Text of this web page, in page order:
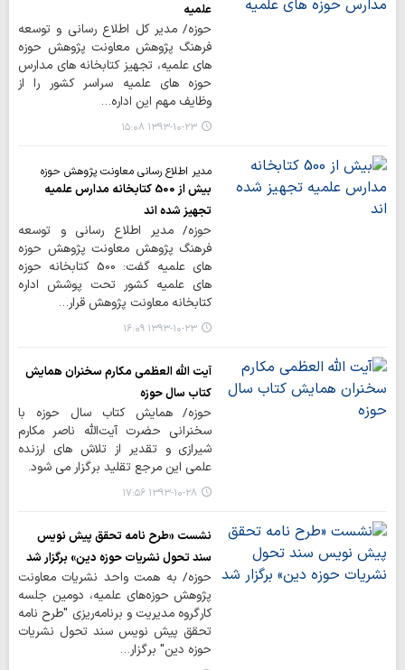
علمیه
حوزه/ مدیر کل اطلاع رسانی و توسعه
فرهنگ پژوهش معاونت پژوهش حوزه
های علمیه، تجهیز کتابخانه های مدارس
حوزه های علمیه سراسر کشور را از
وظایف مهم این اداره…
۱۳۹۳-۱۰-۲۳ ۱۵:۰۸
مدیر اطلاع رسانی معاونت پژوهش حوزه
بیش از 500 کتابخانه مدارس علمیه
تجهیز شده اند
حوزه/ مدیر اطلاع رسانی و توسعه
فرهنگ پژوهش معاونت پژوهش حوزه
های علمیه گفت: 500 کتابخانه حوزه
های علمیه کشور تحت پوشش اداره
کتابخانه معاونت پژوهش قرار…
۱۳۹۳-۱۰-۲۳ ۱۶:۰۹
آیت الله العظمی مکارم سخنران همایش
کتاب سال حوزه
حوزه/ همایش کتاب سال حوزه با
سخنرانی حضرت آیت‌الله ناصر مکارم
شیرازی و تقدیر از تلاش های ارزنده
علمی این مرجع تقلید برگزار می شود.
۱۳۹۳-۱۰-۲۸ ۱۷:۵۶
نشست «طرح نامه تحقق پیش نویس
سند تحول نشریات حوزه دین» برگزار شد
حوزه/ به همت واحد نشریات معاونت
پژوهش حوزه‌های علمیه، دومین جلسه
کارگروه مدیریت و برنامه‌ریزی "طرح نامه
تحقق پیش نویس سند تحول نشریات
حوزه دین" برگزار…